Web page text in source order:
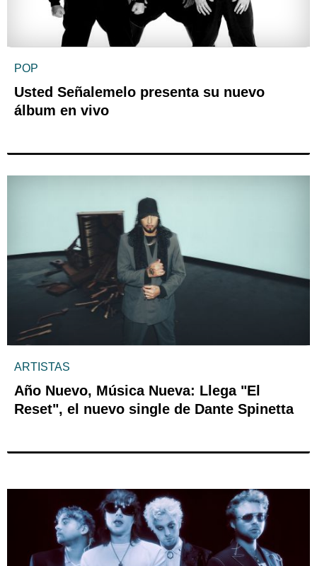
POP
Usted Señalemelo presenta su nuevo
álbum en vivo
ARTISTAS
Año Nuevo, Música Nueva: Llega "El
Reset", el nuevo single de Dante Spinetta